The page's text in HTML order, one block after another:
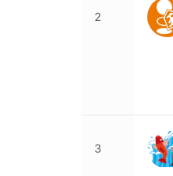
2
3